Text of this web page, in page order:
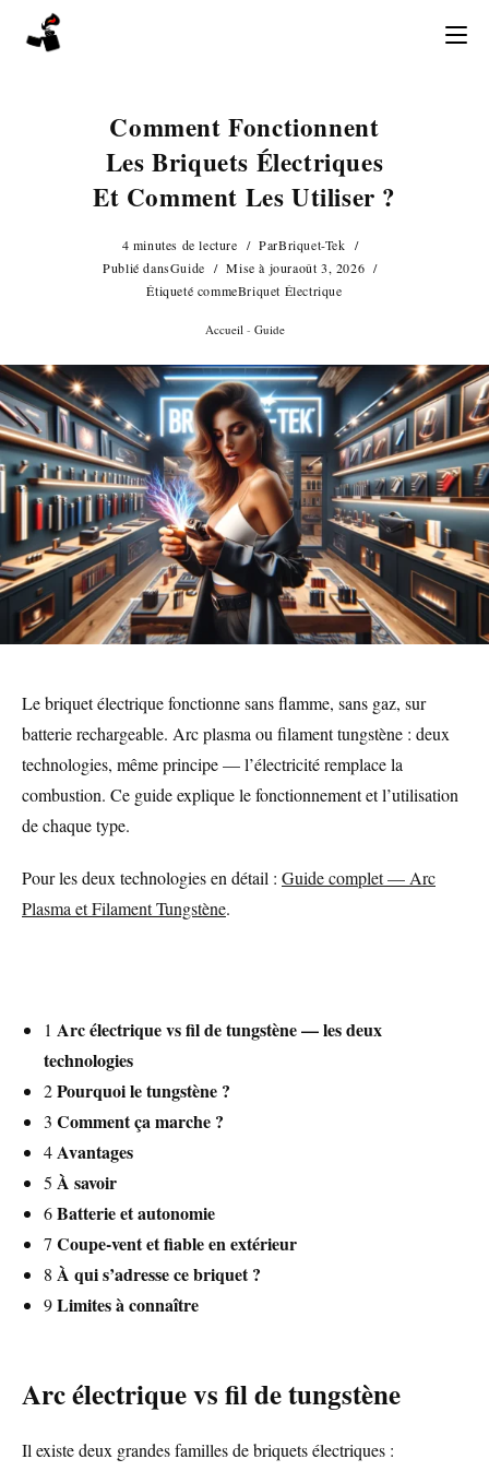
Comment Fonctionnent
Les Briquets Électriques
Et Comment Les Utiliser ?
4 minutes de lecture ParBriquet-Tek
Publié dansGuide Mise à jouraoût 3, 2026
Étiqueté commeBriquet Électrique
Accueil- Guide
Le briquet électrique fonctionne sans flamme, sans gaz, sur
batterie rechargeable. Arc plasma ou filament tungstène : deux
technologies, même principe — l’électricité remplace la
combustion. Ce guide explique le fonctionnement et l’utilisation
de chaque type.
Pour les deux technologies en détail : Guide complet — Arc
Plasma et Filament Tungstène.
1 Arc électrique vs fil de tungstène — les deux
technologies
2Pourquoi le tungstène ?
3 Comment ça marche ?
4Avantages
5 À savoir
6Batterie et autonomie
7 Coupe-vent et fiable en extérieur
8 À qui s’adresse ce briquet ?
9Limites à connaître
Arc électrique vs fil de tungstène
Il existe deux grandes familles de briquets électriques :